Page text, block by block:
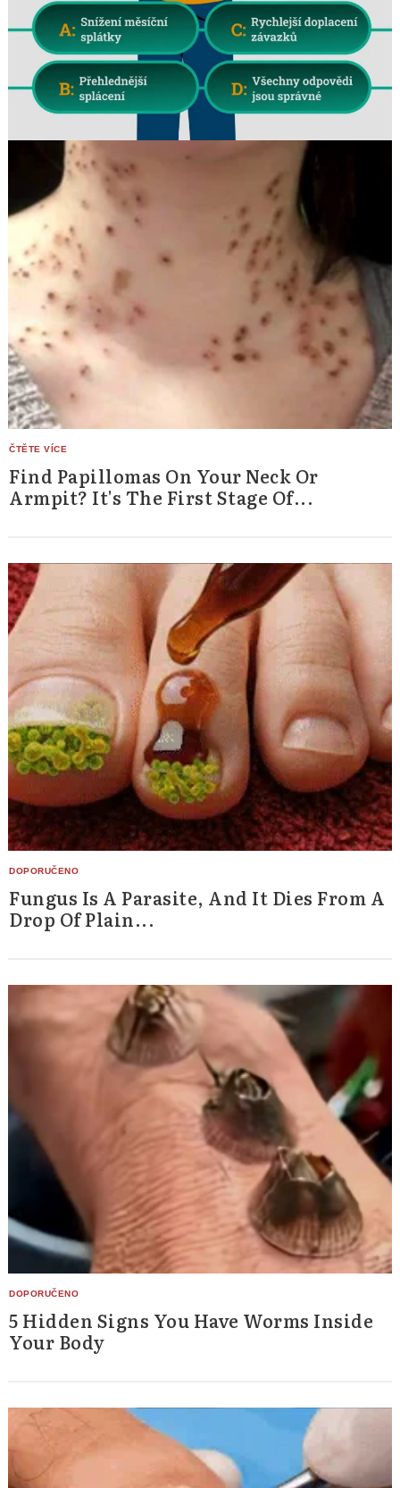
Find Papillomas On Your Neck Or
Armpit? It's The First Stage Of...
Fungus Is A Parasite, And It Dies From A
Drop Of Plain...
5 Hidden Signs You Have Worms Inside
Your Body
Search
for: